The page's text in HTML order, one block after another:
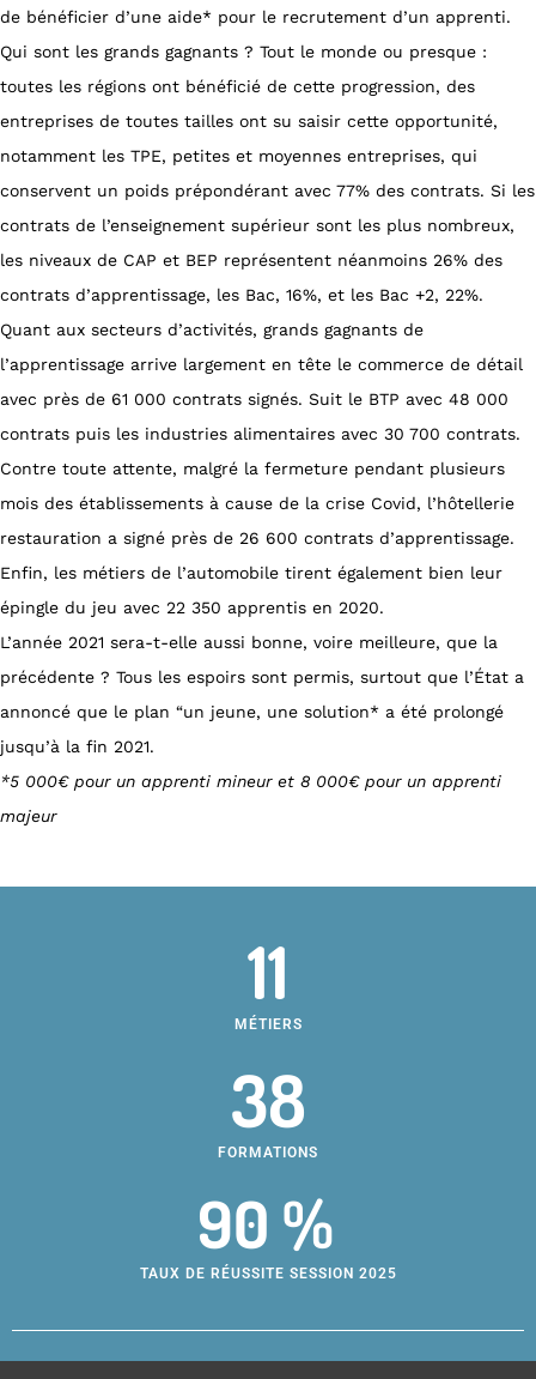
de bénéficier d’une aide* pour le recrutement d’un apprenti.
Qui sont les grands gagnants ? Tout le monde ou presque :
toutes les régions ont bénéficié de cette progression, des
entreprises de toutes tailles ont su saisir cette opportunité,
notamment les TPE, petites et moyennes entreprises, qui
conservent un poids prépondérant avec 77% des contrats. Si les
contrats de l’enseignement supérieur sont les plus nombreux,
les niveaux de CAP et BEP représentent néanmoins 26% des
contrats d’apprentissage, les Bac, 16%, et les Bac +2, 22%.
Quant aux secteurs d’activités, grands gagnants de
l’apprentissage arrive largement en tête le commerce de détail
avec près de 61 000 contrats signés. Suit le BTP avec 48 000
contrats puis les industries alimentaires avec 30 700 contrats.
Contre toute attente, malgré la fermeture pendant plusieurs
mois des établissements à cause de la crise Covid, l’hôtellerie
restauration a signé près de 26 600 contrats d’apprentissage.
Enfin, les métiers de l’automobile tirent également bien leur
épingle du jeu avec 22 350 apprentis en 2020.
L’année 2021 sera-t-elle aussi bonne, voire meilleure, que la
précédente ? Tous les espoirs sont permis, surtout que l’État a
annoncé que le plan “un jeune, une solution* a été prolongé
jusqu’à la fin 2021.
*5 000€ pour un apprenti mineur et 8 000€ pour un apprenti
majeur
11
MÉTIERS
38
FORMATIONS
90 %
TAUX DE RÉUSSITE SESSION 2025